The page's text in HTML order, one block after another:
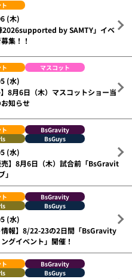
(木)
2026supported by SAMTY」イベ
集！！
マスコット
(水)
】8月6日（木）マスコットショー当
知らせ
BsGravity
BsGuys
(水)
売】8月6日（木）試合前「BsGravit
」
BsGravity
BsGuys
(水)
情報】8/22-23の2日間「BsGravity
グイベント」開催！
BsGravity
BsGuys